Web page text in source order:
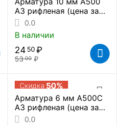
А3 рифленая (цена за
метр погонный)
0.0
В наличии
53 00 ₽
24 50 ₽
Скидка 50%
Арматура 6 мм А500С
А3 рифленая (цена за
метр погонный)
0.0